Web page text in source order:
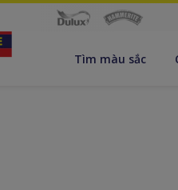
Tìm màu sắc